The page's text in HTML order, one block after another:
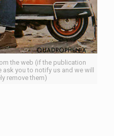
the web (if the publication
you to notify us and we will
remove them)